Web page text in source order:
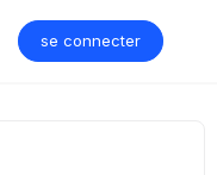
se connecter